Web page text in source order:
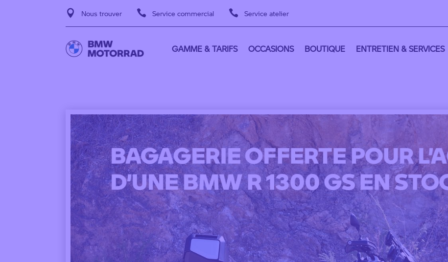
 Nous trouver  Service commercial  Service atelier
GAMME & TARIFS OCCASIONS BOUTIQUE ENTRETIEN & SERVICES